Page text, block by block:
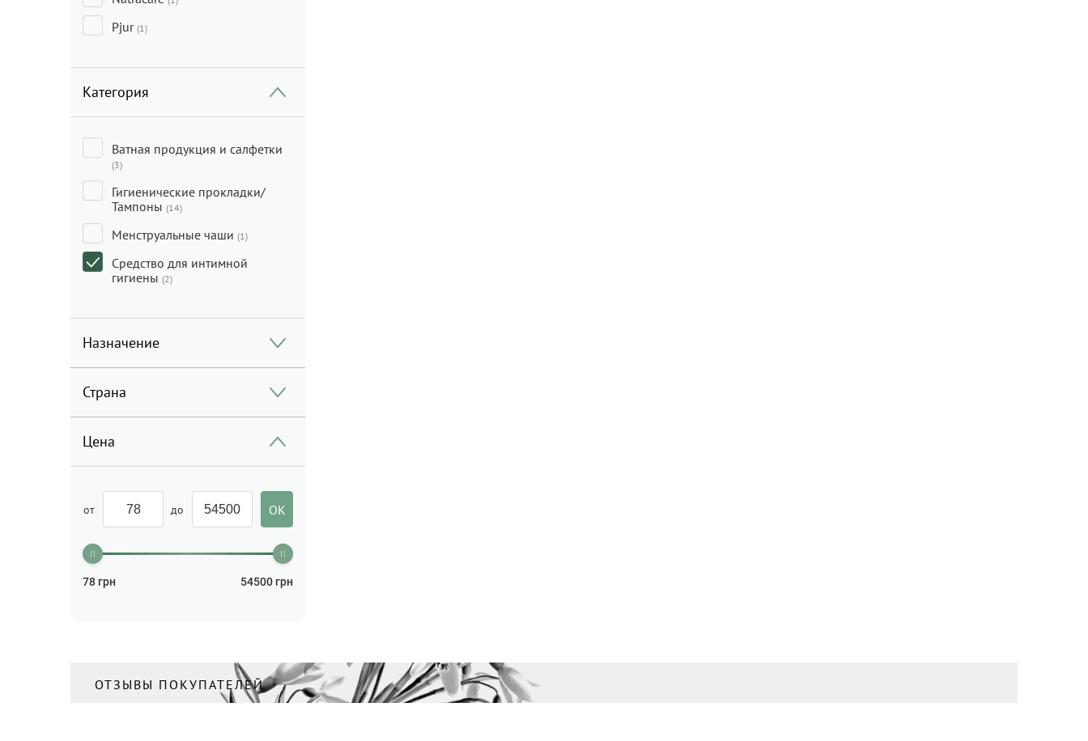
Pjur (1)
Категория
Ватная продукция и салфетки
(3)
Гигиенические прокладки/
Тампоны (14)
Менструальные чаши (1)
Средство для интимной
гигиены (2)
Назначение
Страна
Цена
от до
78 грн 54500 грн
ОТЗЫВЫ ПОКУПАТЕЛЕЙ